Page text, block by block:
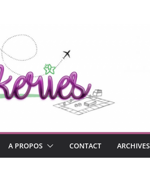
A PROPOS CONTACT ARCHIVES